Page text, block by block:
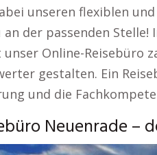
unseren flexiblen
an der passenden
Online-Reisebüro
gestalten. Ein
und die
Neuenrade –